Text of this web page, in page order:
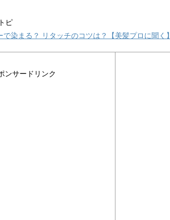
ピ
染まる？ リタッチのコツは？【美髪プロに聞く】
ンサードリンク